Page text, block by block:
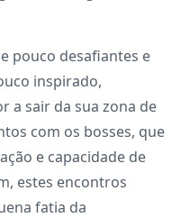
pouco desafiantes e
inspirado,
a sair da sua zona de
com os bosses, que
e capacidade de
estes encontros
fatia da